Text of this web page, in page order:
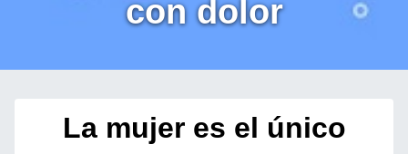
con dolor
La mujer es el único